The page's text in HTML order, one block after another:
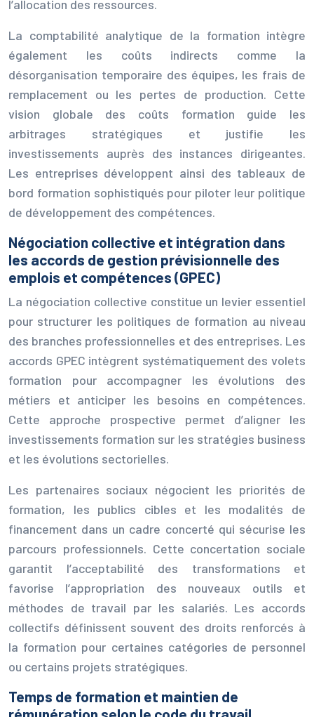
l’allocation des ressources.
La comptabilité analytique de la formation intègre
également les coûts indirects comme la
désorganisation temporaire des équipes, les frais de
remplacement ou les pertes de production. Cette
vision globale des coûts formation guide les
arbitrages stratégiques et justifie les
investissements auprès des instances dirigeantes.
Les entreprises développent ainsi des tableaux de
bord formation sophistiqués pour piloter leur politique
de développement des compétences.
Négociation collective et intégration dans
les accords de gestion prévisionnelle des
emplois et compétences (GPEC)
La négociation collective constitue un levier essentiel
pour structurer les politiques de formation au niveau
des branches professionnelles et des entreprises. Les
accords GPEC intègrent systématiquement des volets
formation pour accompagner les évolutions des
métiers et anticiper les besoins en compétences.
Cette approche prospective permet d’aligner les
investissements formation sur les stratégies business
et les évolutions sectorielles.
Les partenaires sociaux négocient les priorités de
formation, les publics cibles et les modalités de
financement dans un cadre concerté qui sécurise les
parcours professionnels. Cette concertation sociale
garantit l’acceptabilité des transformations et
favorise l’appropriation des nouveaux outils et
méthodes de travail par les salariés. Les accords
collectifs définissent souvent des droits renforcés à
la formation pour certaines catégories de personnel
ou certains projets stratégiques.
Temps de formation et maintien de